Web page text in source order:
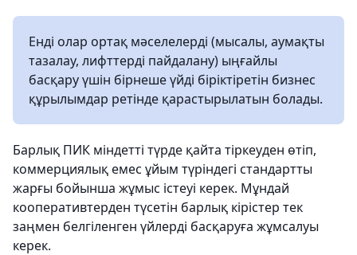
Енді олар ортақ мәселелерді (мысалы, аумақты
тазалау, лифттерді пайдалану) ыңғайлы
басқару үшін бірнеше үйді біріктіретін бизнес
құрылымдар ретінде қарастырылатын болады.
Барлық ПИК міндетті түрде қайта тіркеуден өтіп,
коммерциялық емес ұйым түріндегі стандартты
жарғы бойынша жұмыс істеуі керек. Мұндай
кооперативтерден түсетін барлық кірістер тек
заңмен белгіленген үйлерді басқаруға жұмсалуы
керек.